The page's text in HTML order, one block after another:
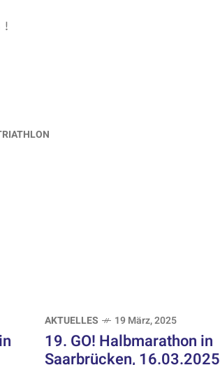
!
AKTUELLES 19 März, 2025
19. GO! Halbmarathon in
Saarbrücken, 16.03.2025